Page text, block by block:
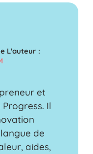
L'auteur :
et
Il
de
aides,